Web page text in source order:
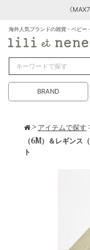
《
海外人気ブランドの雑貨・ベビー
BRAND
> アイテムで探す
（6M）＆レギンス
ト